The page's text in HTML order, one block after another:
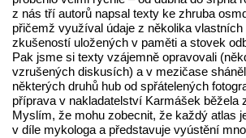
z nás tří autorů napsal texty ke zhruba
přičemž využíval údaje z několika vlastních
zkušeností uložených v paměti a stovek
Pak jsme si texty vzájemně opravovali
vzrušených diskusích) a v mezičase
některých druhů hub od spřátelených
příprava v nakladatelství Karmášek běžela
Myslím, že mohu zobecnit, že každý atlas
v díle mykologa a představuje vyústění